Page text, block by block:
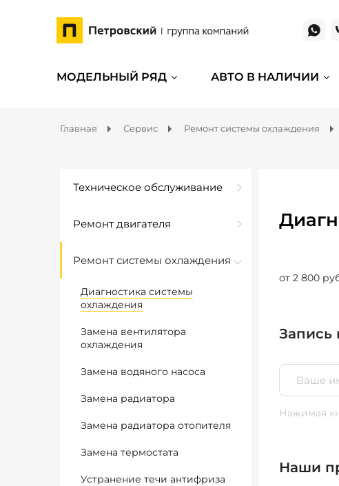
МОДЕЛЬНЫЙ РЯД АВТО В НАЛИЧИИ
Главная Сервис Ремонт системы охлаждения
Техническое обслуживание
Ремонт двигателя
Ремонт системы охлаждения
Диагностика системы
охлаждения
Замена вентилятора
охлаждения
Замена водяного насоса
Замена радиатора
Замена радиатора отопителя
Замена термостата
Устранение течи антифриза
от 2 800
Запись
Нажимая
Наши